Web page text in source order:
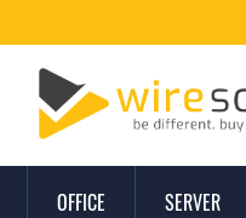
OFFICE SERVER